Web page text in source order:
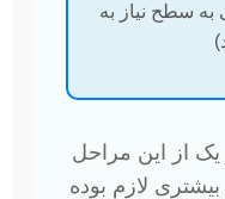
سطح نیاز به
از این مراحل
لازم بوده